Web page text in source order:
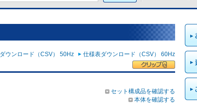
ウンロード（CSV） 50Hz 仕様表ダウンロード（CSV） 60Hz
セット構成品を確認する
本体を確認する